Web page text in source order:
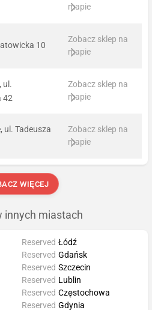
mapie
10
Zobacz sklep na
mapie
ul.
42
Zobacz sklep na
mapie
ul. Tadeusza
Zobacz sklep na
mapie
WIĘCEJ
innych miastach
Reserved Łódź
Reserved Gdańsk
Reserved Szczecin
Reserved Lublin
Reserved Częstochowa
Reserved Gdynia